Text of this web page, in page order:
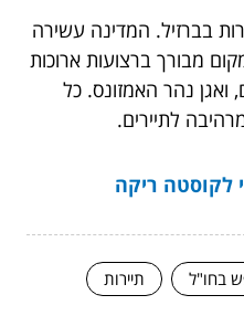
בברזיל. המדינה עשירה
מבורך ברצועות ארוכות
ואגן נהר האמזונס. כל
לתיירים.
לקוסטה ריקה
בחו"ל תיירות